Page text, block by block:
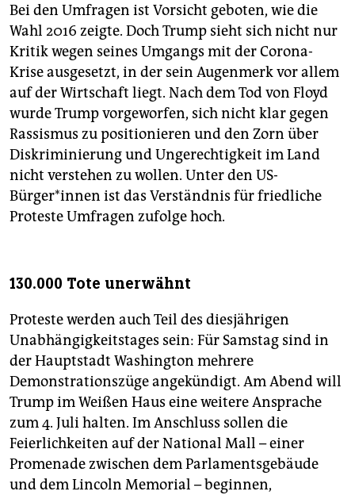
Bei den Umfragen ist Vorsicht geboten, wie die
Wahl 2016 zeigte. Doch Trump sieht sich nicht nur
Kritik wegen seines Umgangs mit der Corona-
Krise ausgesetzt, in der sein Augenmerk vor allem
auf der Wirtschaft liegt. Nach dem Tod von Floyd
wurde Trump vorgeworfen, sich nicht klar gegen
Rassismus zu positionieren und den Zorn über
Diskriminierung und Ungerechtigkeit im Land
nicht verstehen zu wollen. Unter den US-
Bürger*innen ist das Verständnis für friedliche
Proteste Umfragen zufolge hoch.
130.000 Tote unerwähnt
Proteste werden auch Teil des diesjährigen
Unabhängigkeitstages sein: Für Samstag sind in
der Hauptstadt Washington mehrere
Demonstrationszüge angekündigt. Am Abend will
Trump im Weißen Haus eine weitere Ansprache
zum 4. Juli halten. Im Anschluss sollen die
Feierlichkeiten auf der National Mall – einer
Promenade zwischen dem Parlamentsgebäude
und dem Lincoln Memorial – beginnen,